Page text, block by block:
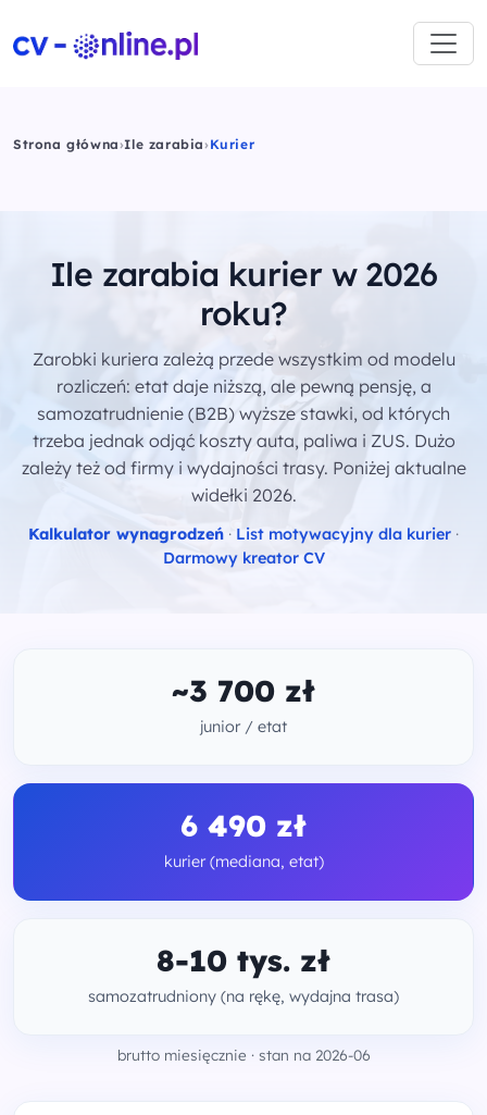
Strona główna›Ile zarabia› Kurier
Ile zarabia kurier w 2026
roku?
Zarobki kuriera zależą przede wszystkim od modelu
rozliczeń: etat daje niższą, ale pewną pensję, a
samozatrudnienie (B2B) wyższe stawki, od których
trzeba jednak odjąć koszty auta, paliwa i ZUS. Dużo
zależy też od firmy i wydajności trasy. Poniżej aktualne
widełki 2026.
Kalkulator wynagrodzeń · List motywacyjny dla kurier ·
Darmowy kreator CV
~3 700 zł
junior / etat
6 490 zł
kurier (mediana, etat)
8-10 tys. zł
samozatrudniony (na rękę, wydajna trasa)
brutto miesięcznie · stan na 2026-06